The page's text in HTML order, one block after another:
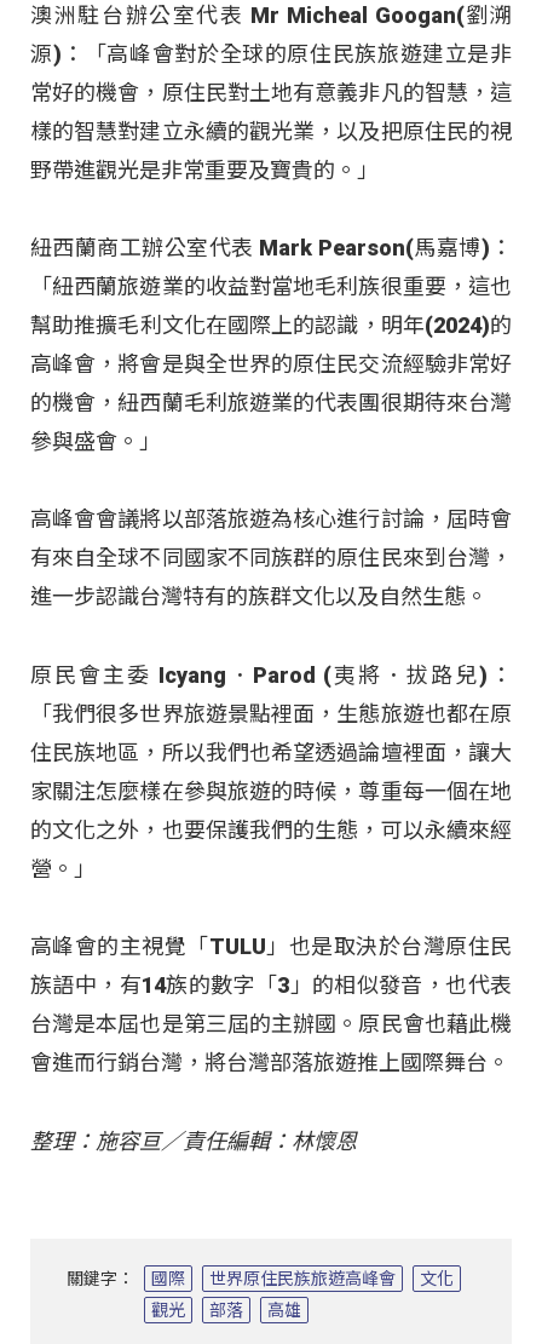
澳洲駐台辦公室代表 Mr Micheal Googan(劉溯
源)：「高峰會對於全球的原住民族旅遊建立是非
常好的機會，原住民對土地有意義非凡的智慧，這
樣的智慧對建立永續的觀光業，以及把原住民的視
野帶進觀光是非常重要及寶貴的。」
紐西蘭商工辦公室代表 Mark Pearson(馬嘉博)：
「紐西蘭旅遊業的收益對當地毛利族很重要，這也
幫助推擴毛利文化在國際上的認識，明年(2024)的
高峰會，將會是與全世界的原住民交流經驗非常好
的機會，紐西蘭毛利旅遊業的代表團很期待來台灣
參與盛會。」
高峰會會議將以部落旅遊為核心進行討論，屆時會
有來自全球不同國家不同族群的原住民來到台灣，
進一步認識台灣特有的族群文化以及自然生態。
原民會主委 Icyang．Parod (夷將．拔路兒)：
「我們很多世界旅遊景點裡面，生態旅遊也都在原
住民族地區，所以我們也希望透過論壇裡面，讓大
家關注怎麼樣在參與旅遊的時候，尊重每一個在地
的文化之外，也要保護我們的生態，可以永續來經
營。」
高峰會的主視覺「TULU」也是取決於台灣原住民
族語中，有14族的數字「3」的相似發音，也代表
台灣是本屆也是第三屆的主辦國。原民會也藉此機
會進而行銷台灣，將台灣部落旅遊推上國際舞台。
整理：施容亘／責任編輯：林懷恩
關鍵字： 國際 世界原住民族旅遊高峰會
文化
觀光
部落 高雄